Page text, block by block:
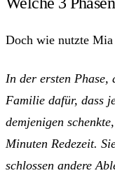
Doch wie nutzte
In der ersten Phase,
Familie dafür, dass
demjenigen
Minuten Redezeit.
schlossen andere